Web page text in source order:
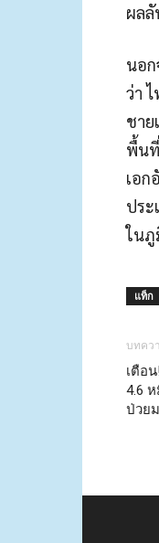
ผลลั
นอก
ว่า
ชาย
พื้น
เอก
ประ
ใน
แท็ก
บทคว
เตือ
4.6
ป่วย